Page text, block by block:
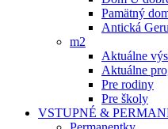
Pamätný
Antická
m2
Aktuálne
Aktuálne
Pre rodiny
Pre školy
VSTUPNÉ &